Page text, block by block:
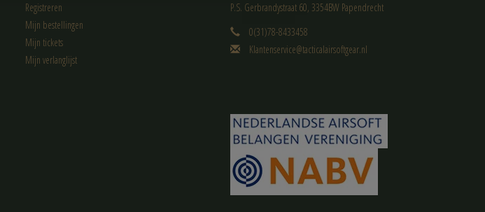
Registreren
Mijn bestellingen
Mijn tickets
Mijn verlanglijst
P.S. Gerbrandystraat 60, 3354BW Papendrecht
0(31)78-8433458
Klantenservice@tacticalairsoftgear.nl